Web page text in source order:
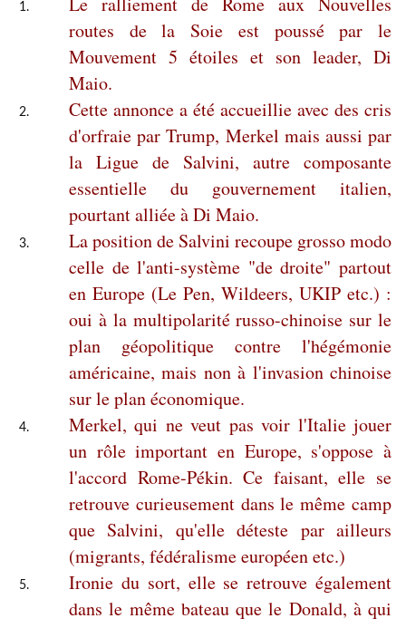
routes de la Soie est poussé par le
Mouvement 5 étoiles et son leader, Di
Maio.
Cette annonce a été accueillie avec des cris
d'orfraie par Trump, Merkel mais aussi par
la Ligue de Salvini, autre composante
essentielle du gouvernement italien,
pourtant alliée à Di Maio.
La position de Salvini recoupe grosso modo
celle de l'anti-système "de droite" partout
en Europe (Le Pen, Wildeers, UKIP etc.) :
oui à la multipolarité russo-chinoise sur le
plan géopolitique contre l'hégémonie
américaine, mais non à l'invasion chinoise
sur le plan économique.
Merkel, qui ne veut pas voir l'Italie jouer
un rôle important en Europe, s'oppose à
l'accord Rome-Pékin. Ce faisant, elle se
retrouve curieusement dans le même camp
que Salvini, qu'elle déteste par ailleurs
(migrants, fédéralisme européen etc.)
Ironie du sort, elle se retrouve également
dans le même bateau que le Donald, à qui